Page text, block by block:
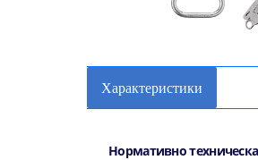
Характеристики
Нормативно